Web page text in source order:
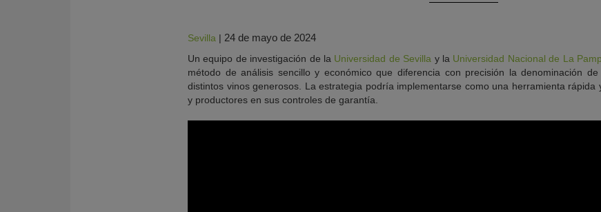
Sevilla | 24 de mayo de 2024
Un equipo de investigación de la Universidad de Sevilla y la Universidad Nacional de La
método de análisis sencillo y económico que diferencia con precisión la denominación
distintos vinos generosos. La estrategia podría implementarse como una herramienta rápida
y productores en sus controles de garantía.